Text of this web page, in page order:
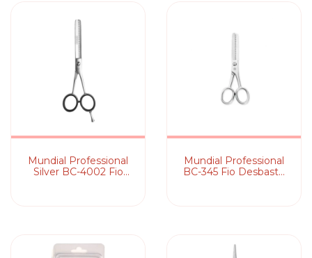
Mundial Professional
Silver BC-4002 Fio
Mundial Professional
BC-345 Fio Desbaste